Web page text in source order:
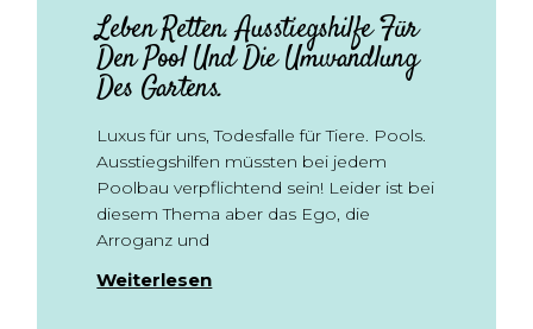
Leben Retten. Ausstiegshilfe Für
Den Pool Und Die Umwandlung
Des Gartens.
Luxus für uns, Todesfalle für Tiere. Pools.
Ausstiegshilfen müssten bei jedem
Poolbau verpflichtend sein! Leider ist bei
diesem Thema aber das Ego, die
Arroganz und
Weiterlesen